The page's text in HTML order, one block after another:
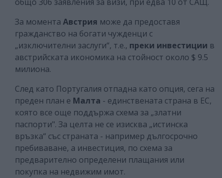
общо 306 заявления за визи, при едва 10 от САЩ.
За момента Австрия може да предоставя
гражданство на богати чужденци с
„изключителни заслуги“, т.е., преки инвестиции в
австрийската икономика на стойност около $ 9.5
милиона.
След като Португалия отпадна като опция, сега на
преден план е Малта - единствената страна в ЕС,
която все още поддържа схема за „златни
паспорти". За целта не се изисква „истинска
връзка“ със страната - например дългосрочно
пребиваване, а инвестиция, по схема за
предварително определени плащания или
покупка на недвижим имот.